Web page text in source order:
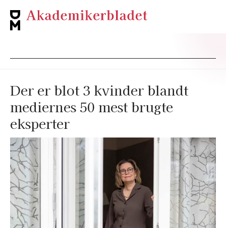
Der er blot 3 kvinder blandt
mediernes 50 mest brugte
eksperter